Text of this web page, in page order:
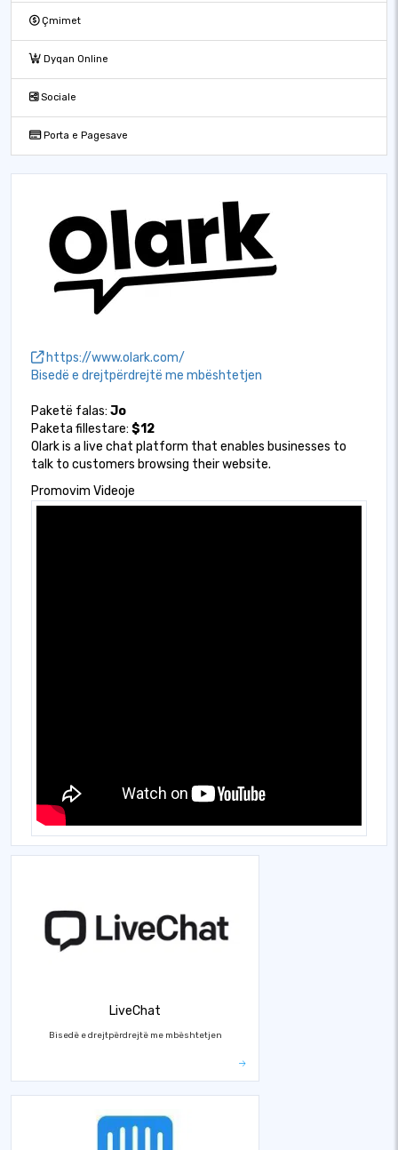
Çmimet
Dyqan Online
Sociale
Porta e Pagesave
https://www.olark.com/
Bisedë e drejtpërdrejtë me mbështetjen
Paketë falas: Jo
Paketa fillestare: $12
Olark is a live chat platform that enables businesses to
talk to customers browsing their website.
Promovim Videoje
LiveChat
Bisedë e drejtpërdrejtë me mbështetjen